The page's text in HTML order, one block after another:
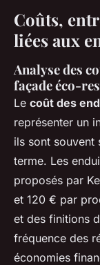
Coûts,
liées aux
Analyse des
façade éco-
Le coût des
représenter un
ils sont souvent
terme. Les
proposés par
et 120 € par
et des finitions
fréquence des
économies